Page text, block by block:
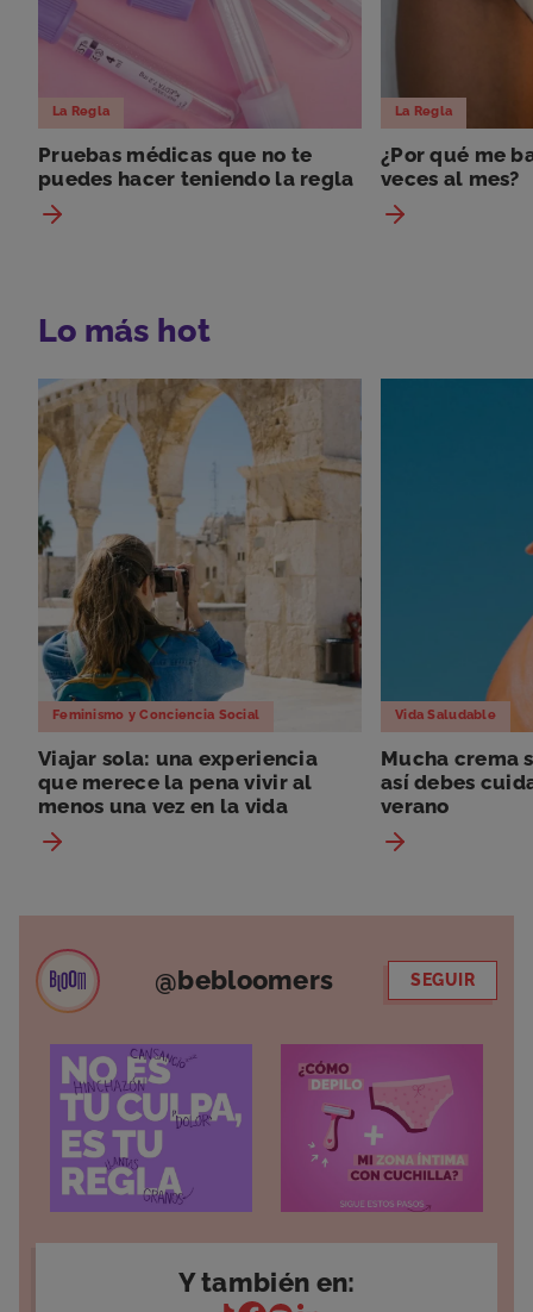
La Regla
Pruebas médicas que no te
puedes hacer teniendo la regla
La Regla
¿Por qué me
veces al mes?
Lo más hot
Feminismo y Conciencia Social
Viajar sola: una experiencia
que merece la pena vivir al
menos una vez en la vida
Vida Saludable
Mucha crema
así debes
verano
@bebloomers SEGUIR
Y también en: